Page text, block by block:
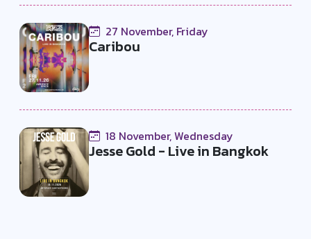
27 November, Friday
Caribou
18 November, Wednesday
Jesse Gold - Live in Bangkok